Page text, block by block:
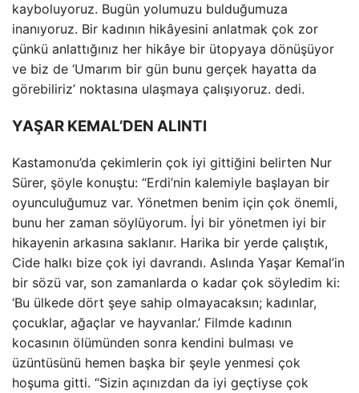
kayboluyoruz. Bugün yolumuzu bulduğumuza
inanıyoruz. Bir kadının hikâyesini anlatmak çok zor
çünkü anlattığınız her hikâye bir ütopyaya dönüşüyor
ve biz de ‘Umarım bir gün bunu gerçek hayatta da
görebiliriz’ noktasına ulaşmaya çalışıyoruz. dedi.
YAŞAR KEMAL’DEN ALINTI
Kastamonu’da çekimlerin çok iyi gittiğini belirten Nur
Sürer, şöyle konuştu: “Erdi’nin kalemiyle başlayan bir
oyunculuğumuz var. Yönetmen benim için çok önemli,
bunu her zaman söylüyorum. İyi bir yönetmen iyi bir
hikayenin arkasına saklanır. Harika bir yerde çalıştık,
Cide halkı bize çok iyi davrandı. Aslında Yaşar Kemal’in
bir sözü var, son zamanlarda o kadar çok söyledim ki:
‘Bu ülkede dört şeye sahip olmayacaksın; kadınlar,
çocuklar, ağaçlar ve hayvanlar.’ Filmde kadının
kocasının ölümünden sonra kendini bulması ve
üzüntüsünü hemen başka bir şeyle yenmesi çok
hoşuma gitti. “Sizin açınızdan da iyi geçtiyse çok